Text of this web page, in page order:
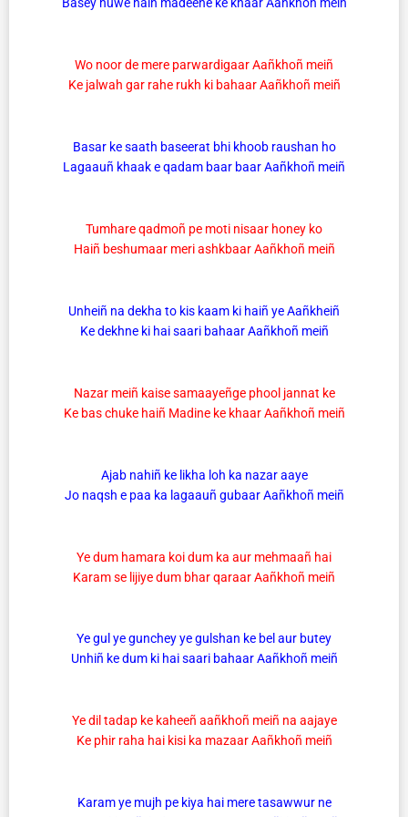
Wo noor de mere parwardigaar Aañkhoñ meiñ
Ke jalwah gar rahe rukh ki bahaar Aañkhoñ meiñ
Basar ke saath baseerat bhi khoob raushan ho
Lagaauñ khaak e qadam baar baar Aañkhoñ meiñ
Tumhare qadmoñ pe moti nisaar honey ko
Haiñ beshumaar meri ashkbaar Aañkhoñ meiñ
Unheiñ na dekha to kis kaam ki haiñ ye Aañkheiñ
Ke dekhne ki hai saari bahaar Aañkhoñ meiñ
Nazar meiñ kaise samaayeñge phool jannat ke
Ke bas chuke haiñ Madine ke khaar Aañkhoñ meiñ
Ajab nahiñ ke likha loh ka nazar aaye
Jo naqsh e paa ka lagaauñ gubaar Aañkhoñ meiñ
Ye dum hamara koi dum ka aur mehmaañ hai
Karam se lijiye dum bhar qaraar Aañkhoñ meiñ
Ye gul ye gunchey ye gulshan ke bel aur butey
Unhiñ ke dum ki hai saari bahaar Aañkhoñ meiñ
Ye dil tadap ke kaheeñ aañkhoñ meiñ na aajaye
Ke phir raha hai kisi ka mazaar Aañkhoñ meiñ
Karam ye mujh pe kiya hai mere tasawwur ne